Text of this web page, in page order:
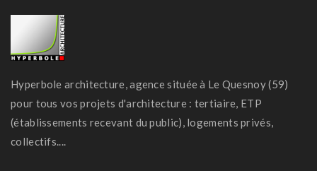
Hyperbole architecture, agence située à Le Quesnoy (59)
pour tous vos projets d'architecture : tertiaire, ETP
(établissements recevant du public), logements privés,
collectifs....